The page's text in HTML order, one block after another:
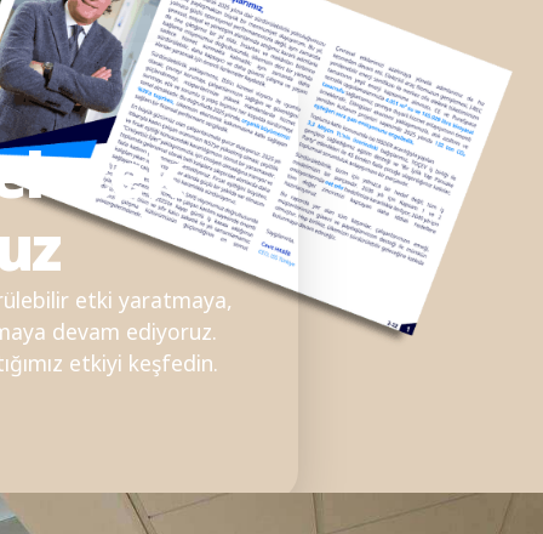
etki yaratmaya,
devam ediyoruz.
etkiyi keşfedin.